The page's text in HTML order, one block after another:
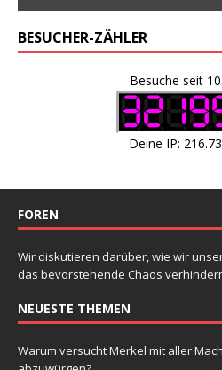
BESUCHER-ZÄHLER
Besuche seit
Deine IP:
FOREN
Wir diskutieren darüber, wie wir
das bevorstehende Chaos
NEUESTE THEMEN
Warum versucht Merkel mit aller